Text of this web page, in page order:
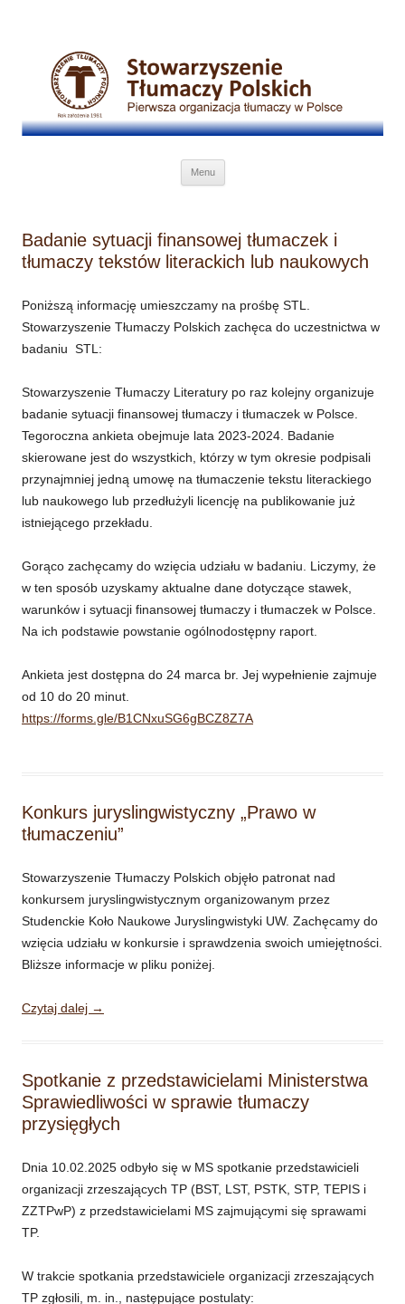
Menu
Badanie sytuacji finansowej tłumaczek i
tłumaczy tekstów literackich lub naukowych
Poniższą informację umieszczamy na prośbę STL.
Stowarzyszenie Tłumaczy Polskich zachęca do uczestnictwa w
badaniu STL:
Stowarzyszenie Tłumaczy Literatury po raz kolejny organizuje
badanie sytuacji finansowej tłumaczy i tłumaczek w Polsce.
Tegoroczna ankieta obejmuje lata 2023-2024. Badanie
skierowane jest do wszystkich, którzy w tym okresie podpisali
przynajmniej jedną umowę na tłumaczenie tekstu literackiego
lub naukowego lub przedłużyli licencję na publikowanie już
istniejącego przekładu.
Gorąco zachęcamy do wzięcia udziału w badaniu. Liczymy, że
w ten sposób uzyskamy aktualne dane dotyczące stawek,
warunków i sytuacji finansowej tłumaczy i tłumaczek w Polsce.
Na ich podstawie powstanie ogólnodostępny raport.
Ankieta jest dostępna do 24 marca br. Jej wypełnienie zajmuje
od 10 do 20 minut.
https://forms.gle/B1CNxuSG6gBCZ8Z7A
Konkurs juryslingwistyczny „Prawo w
tłumaczeniu”
Stowarzyszenie Tłumaczy Polskich objęło patronat nad
konkursem juryslingwistycznym organizowanym przez
Studenckie Koło Naukowe Juryslingwistyki UW. Zachęcamy do
wzięcia udziału w konkursie i sprawdzenia swoich umiejętności.
Bliższe informacje w pliku poniżej.
Czytaj dalej →
Spotkanie z przedstawicielami Ministerstwa
Sprawiedliwości w sprawie tłumaczy
przysięgłych
Dnia 10.02.2025 odbyło się w MS spotkanie przedstawicieli
organizacji zrzeszających TP (BST, LST, PSTK, STP, TEPIS i
ZZTPwP) z przedstawicielami MS zajmującymi się sprawami
TP.
W trakcie spotkania przedstawiciele organizacji zrzeszających
TP zgłosili, m. in., następujące postulaty: